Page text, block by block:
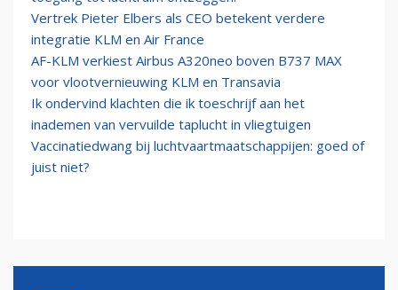
Vertrek Pieter Elbers als CEO betekent verdere
integratie KLM en Air France
AF-KLM verkiest Airbus A320neo boven B737 MAX
voor vlootvernieuwing KLM en Transavia
Ik ondervind klachten die ik toeschrijf aan het
inademen van vervuilde taplucht in vliegtuigen
Vaccinatiedwang bij luchtvaartmaatschappijen: goed of
juist niet?